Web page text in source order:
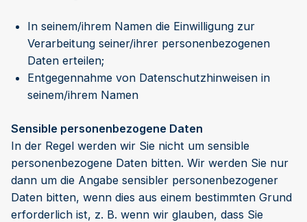
In seinem/ihrem Namen die Einwilligung zur
Verarbeitung seiner/ihrer personenbezogenen
Daten erteilen;
Entgegennahme von Datenschutzhinweisen in
seinem/ihrem Namen
Sensible personenbezogene Daten
In der Regel werden wir Sie nicht um sensible
personenbezogene Daten bitten. Wir werden Sie nur
dann um die Angabe sensibler personenbezogener
Daten bitten, wenn dies aus einem bestimmten Grund
erforderlich ist, z. B. wenn wir glauben, dass Sie